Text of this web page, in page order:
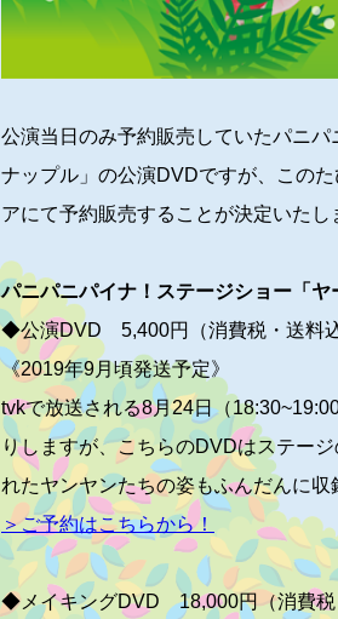
公演当日のみ予約販売していたパニ
ナップル」の公演DVDですが、この
アにて予約販売することが決定いたし
パニパニパイナ！ステージショー「ヤ
◆公演DVD 5,400円（消費税・送料
《2019年9月頃発送予定》
tvkで放送される8月24日（
りしますが、こちらのDVDはステー
れたヤンヤンたちの姿もふんだんに収
＞ご予約はこちらから！
◆メイキングDVD 18,000円（消費税